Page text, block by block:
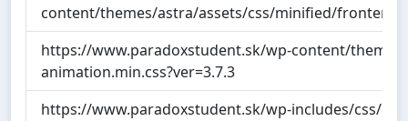
content/themes/astra/assets/css/minified/
https://www.paradoxstudent.sk/wp-content/
animation.min.css?ver=3.7.3
https://www.paradoxstudent.sk/wp-includes/css/